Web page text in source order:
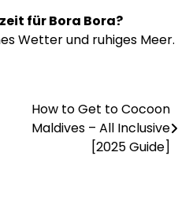
für Bora Bora?
Wetter und ruhiges Meer.
How to Get to Cocoon
Maldives – All Inclusive
[2025 Guide]